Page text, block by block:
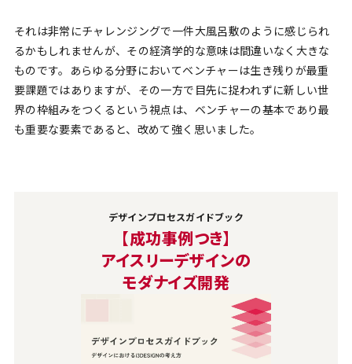
それは非常にチャレンジングで一件大風呂敷のように感じられ
るかもしれませんが、その経済学的な意味は間違いなく大きな
ものです。あらゆる分野においてベンチャーは生き残りが最重
要課題ではありますが、その一方で目先に捉われずに新しい世
界の枠組みをつくるという視点は、ベンチャーの基本であり最
も重要な要素であると、改めて強く思いました。
デザインプロセスガイドブック
【成功事例つき】
アイスリーデザインの
モダナイズ開発